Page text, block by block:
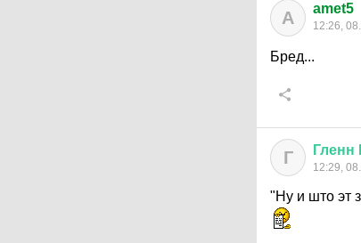
A amet5
12:26,
Бред...
Г Гленн
12:29,
"Ну и што эт